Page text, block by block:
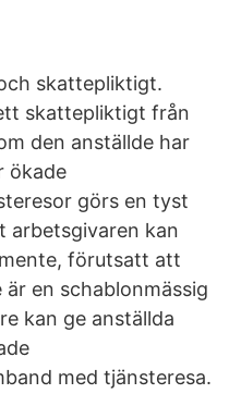
skattepliktigt.
skattepliktigt från
den anställde har
ökade
görs en tyst
arbetsgivaren kan
förutsatt att
en schablonmässig
kan ge anställda
med tjänsteresa.